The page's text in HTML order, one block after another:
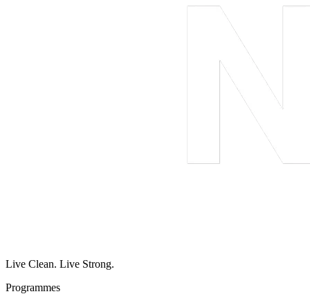
Live Clean. Live Strong.
Programmes